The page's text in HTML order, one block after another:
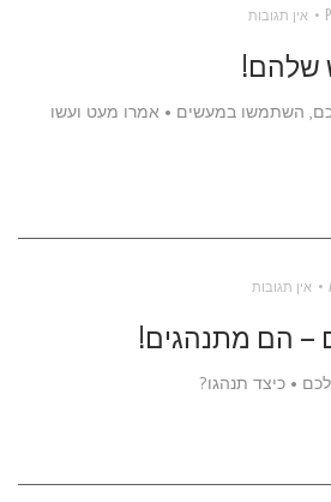
אין תגובות
שלהם!
השתמשו במעשים • אמרו מעט ועשו
אין תגובות
– הם מתנהגים!
• כיצד תנהגו?